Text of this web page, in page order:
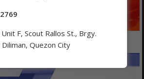
F, Scout Rallos St., Brgy.
Quezon City